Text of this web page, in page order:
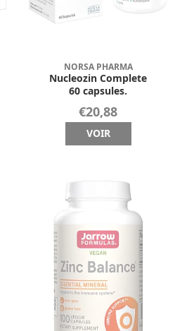
NORSA PHARMA
Nucleozin Complete
60 capsules.
€20,88
VOIR